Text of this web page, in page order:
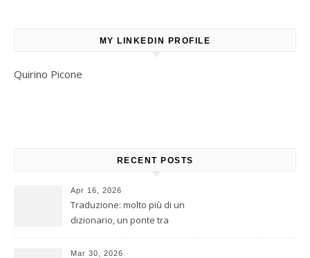
MY LINKEDIN PROFILE
Quirino Picone
RECENT POSTS
Apr 16, 2026
Traduzione: molto più di un
dizionario, un ponte tra
Mar 30, 2026